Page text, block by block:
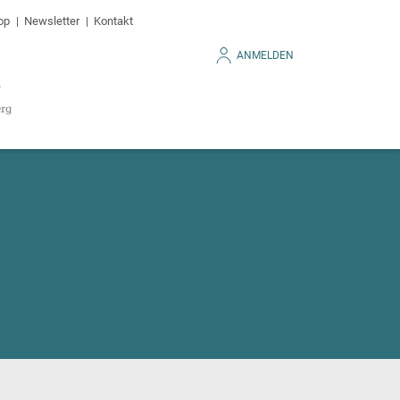
Newsletter Kontakt
ANMELDEN